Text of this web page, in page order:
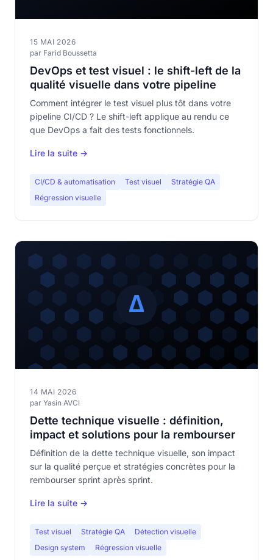
15 MAI 2026
par Farid Boussetta
DevOps et test visuel : le shift-left de la
qualité visuelle dans votre pipeline
Comment intégrer le test visuel plus tôt dans votre
pipeline CI/CD ? Le shift-left applique au rendu ce
que DevOps a fait des tests fonctionnels.
Lire la suite →
CI/CD & automatisation Test visuel
Stratégie QA
Régression visuelle
14 MAI 2026
par Yasin AVCI
Dette technique visuelle : définition,
impact et solutions pour la rembourser
Définition de la dette technique visuelle, son impact
sur la qualité perçue et stratégies concrètes pour la
rembourser sprint après sprint.
Lire la suite →
Test visuel Stratégie QA
Détection visuelle
Design system
Régression visuelle